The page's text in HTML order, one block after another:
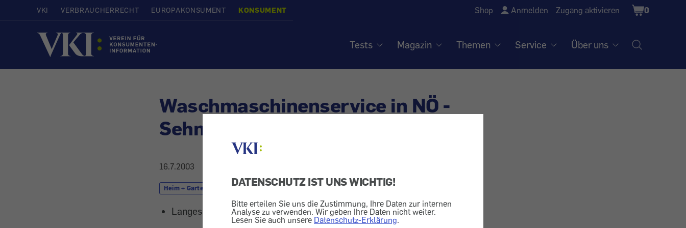
DATENSCHUTZ IST UNS WICHTIG!
Bitte erteilen Sie uns die Zustimmung, Ihre Daten zur internen
Analyse zu verwenden. Wir geben Ihre Daten nicht weiter.
Lesen Sie auch unsere Datenschutz-Erklärung.
VKI VERBRAUCHERRECHT EUROPAKONSUMENT KONSUMENT Shop Anmelden Zugang aktivieren
Shopping
Cart
0
Startseite
Tests Magazin Themen Service Über uns
Waschmaschinenservice in NÖ -
Sehnlichst erwartet
16.7.2003
Heim + Garten Waschmaschine
Langes Warten auf einen Termin